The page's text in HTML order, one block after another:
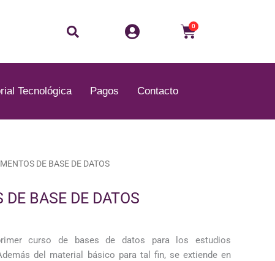
Buscar 0
Carrito
Tecnológica Pagos Contacto
DE BASE DE DATOS
BASE DE DATOS
curso de bases de datos para los estudios
del material básico para tal fin, se extiende en